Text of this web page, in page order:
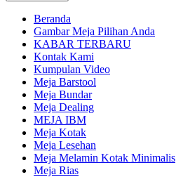
Beranda
Gambar Meja Pilihan Anda
KABAR TERBARU
Kontak Kami
Kumpulan Video
Meja Barstool
Meja Bundar
Meja Dealing
MEJA IBM
Meja Kotak
Meja Lesehan
Meja Melamin Kotak Minimalis
Meja Rias